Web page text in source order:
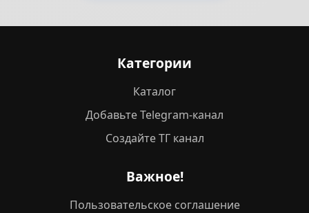
Категории
Каталог
Добавьте Telegram-канал
Создайте ТГ канал
Важное!
Пользовательское соглашение